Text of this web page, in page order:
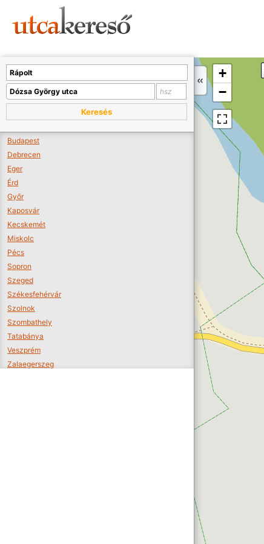
+
−
Keresés
Budapest
Debrecen
Eger
Érd
Győr
Kaposvár
Kecskemét
Miskolc
Pécs
Sopron
Szeged
Székesfehérvár
Szolnok
Szombathely
Tatabánya
Veszprém
Zalaegerszeg
A térképet kicsinyíteni kell, hogy látszódjanak a boltok.
Boltok látszódjanak >>